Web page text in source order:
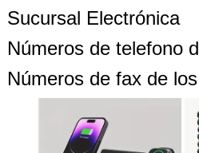
Sucursal Electrónica
Números de telefono
Números de fax de